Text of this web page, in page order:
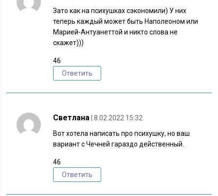
Зато как на психушках сэкономили) У них
теперь каждый может быть Наполеоном или
Марией-Антуанеттой и никто слова не
скажет)))
46
Ответить
Светлана
| 8.02.2022 15:32
Вот хотела написать про психушку, но ваш
вариант с Чечней гараздо действенный.
46
Ответить